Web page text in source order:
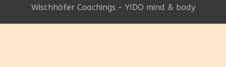
Wischhöfer Coachings - YIDO mind & body